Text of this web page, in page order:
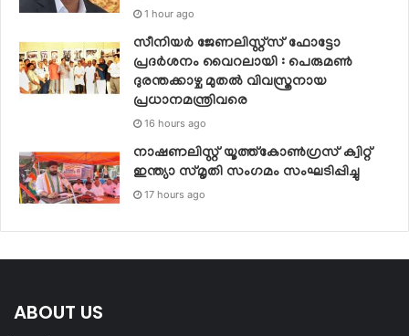
1 hour ago
സീനിയര്‍ ജേണലിസ്റ്റ്‌സ് ഫോട്ടോ
പ്രദര്‍ശനം വൈറലായി : പെരുമണ്‍
ദുരന്തക്കാഴ്ച മുതല്‍ വിവസ്ത്രനായ
പ്രധാനമന്ത്രിവരെ
16 hours ago
നാഷണലിസ്റ്റ് യൂത്ത്കോൺഗ്രസ് ക്വിറ്റ്
ഇന്ത്യാ സ്‌മൃതി സംഗമം സംഘടിപ്പിച്ചു
17 hours ago
ABOUT US